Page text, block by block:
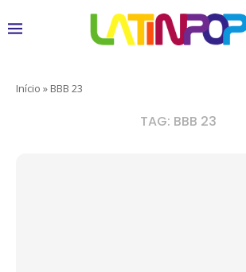
Início » BBB 23
TAG: BBB 23